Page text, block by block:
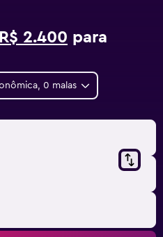
R$ 2.400 para
0 malas